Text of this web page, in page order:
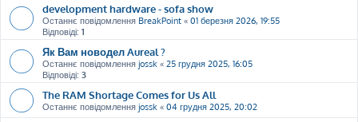
development hardware - sofa show
Останнє повідомлення BreakPoint « 01 березня 2026, 19:55
Відповіді: 1
Як Вам новодел Aureal ?
Останнє повідомлення jossk « 25 грудня 2025, 16:05
Відповіді: 3
The RAM Shortage Comes for Us All
Останнє повідомлення jossk « 04 грудня 2025, 20:02